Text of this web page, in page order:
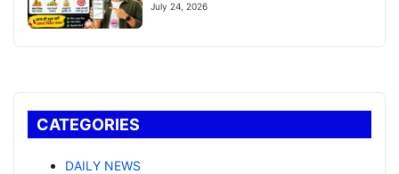
July 24, 2026
CATEGORIES
DAILY NEWS